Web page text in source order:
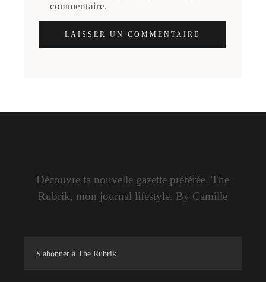
commentaire.
LAISSER UN COMMENTAIRE
Découvre ta nouvelle gazette préférée. The
Rubrik, mon journal lifestyle. By Camille